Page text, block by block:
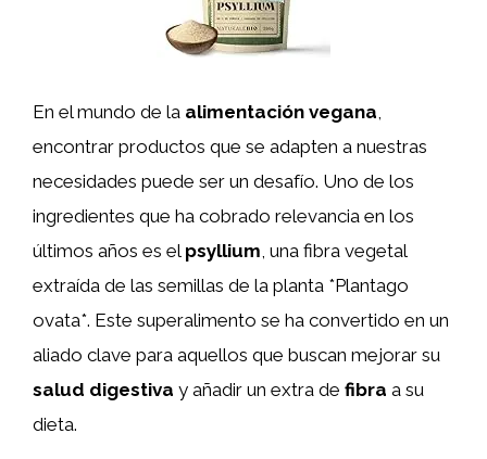
En el mundo de la alimentación vegana,
encontrar productos que se adapten a nuestras
necesidades puede ser un desafío. Uno de los
ingredientes que ha cobrado relevancia en los
últimos años es el psyllium, una fibra vegetal
extraída de las semillas de la planta *Plantago
ovata*. Este superalimento se ha convertido en un
aliado clave para aquellos que buscan mejorar su
salud digestiva y añadir un extra de fibra a su
dieta.